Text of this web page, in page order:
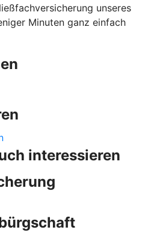
unseres
Minuten ganz einfach
interessieren